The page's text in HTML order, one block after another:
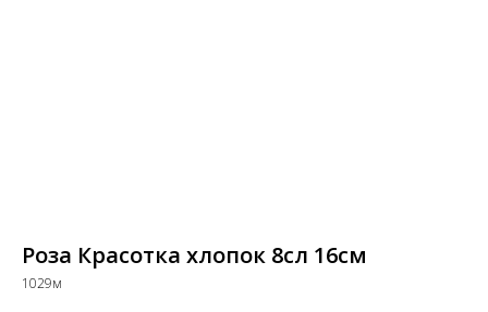
Роза Красотка хлопок 8сл 16см
1029м